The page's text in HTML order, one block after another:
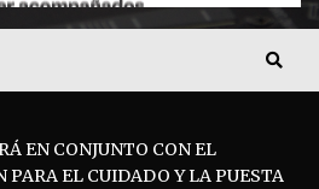
EN CONJUNTO CON EL
EL CUIDADO Y LA PUESTA